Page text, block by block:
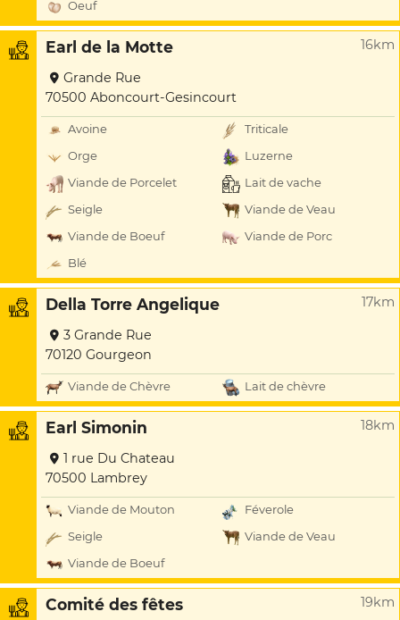
Oeuf
Earl de la Motte 16km
Grande Rue
70500 Aboncourt-Gesincourt
Avoine
Triticale
Orge
Luzerne
Viande de Porcelet
Lait de vache
Seigle
Viande de Veau
Viande de Boeuf
Viande de Porc
Blé
Della Torre Angelique 17km
3 Grande Rue
70120 Gourgeon
Viande de Chèvre Lait de chèvre
Earl Simonin 18km
1 rue Du Chateau
70500 Lambrey
Viande de Mouton
Féverole
Seigle
Viande de Veau
Viande de Boeuf
Comité des fêtes 19km